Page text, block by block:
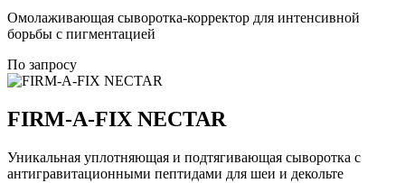
Омолаживающая сыворотка-корректор для интенсивной
борьбы с пигментацией
По запросу
FIRM-A-FIX NECTAR
Уникальная уплотняющая и подтягивающая сыворотка с
антигравитационными пептидами для шеи и декольте